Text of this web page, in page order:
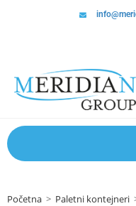
Početna > Paletni kontejneri